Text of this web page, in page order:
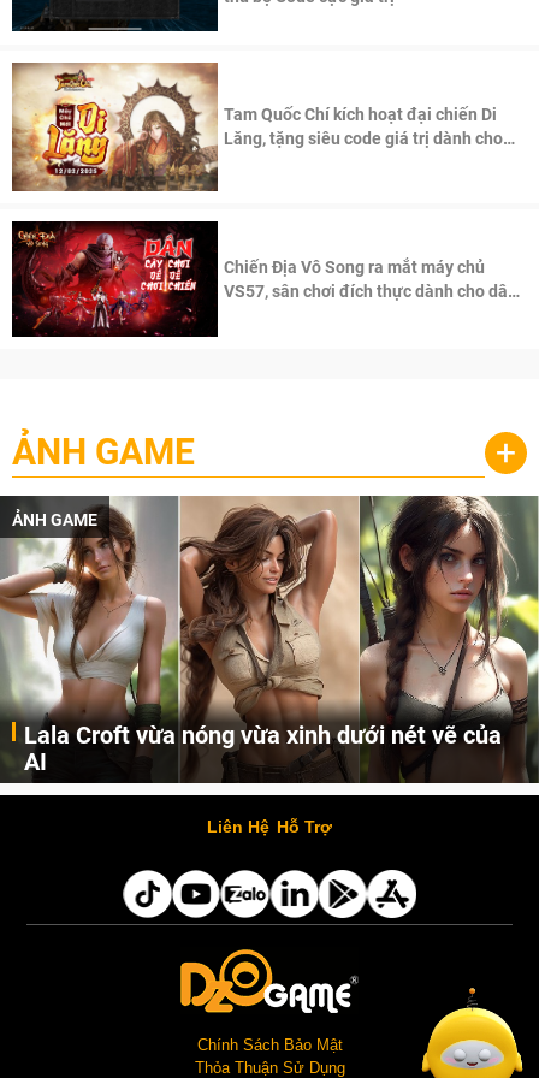
Tam Quốc Chí kích hoạt đại chiến Di
Lăng, tặng siêu code giá trị dành cho
Chiến Địa Vô Song ra mắt máy chủ
VS57, sân chơi đích thực dành cho dân
ẢNH GAME +
ẢNH GAME
Lala Croft vừa nóng vừa xinh dưới nét vẽ của
AI
Cùng đến với những hình ảnh Lala Croft của Tomb Raider dưới nét vẽ của AI. Một cô nàng xinh đẹp, nóng bỏng nhưng cũng rắn rỏi và mạnh mẽ.
Liên Hệ Hỗ Trợ
Chính Sách Bảo Mật
Thỏa Thuận Sử Dụng